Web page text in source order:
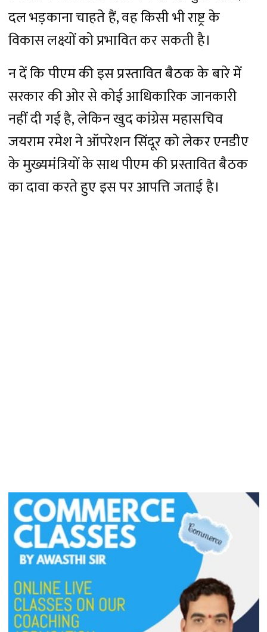
दल भड़काना चाहते हैं, वह किसी भी राष्ट्र के
विकास लक्ष्यों को प्रभावित कर सकती है।
न दें कि पीएम की इस प्रस्तावित बैठक के बारे में
सरकार की ओर से कोई आधिकारिक जानकारी
नहीं दी गई है, लेकिन खुद कांग्रेस महासचिव
जयराम रमेश ने ऑपरेशन सिंदूर को लेकर एनडीए
के मुख्यमंत्रियों के साथ पीएम की प्रस्तावित बैठक
का दावा करते हुए इस पर आपत्ति जताई है।